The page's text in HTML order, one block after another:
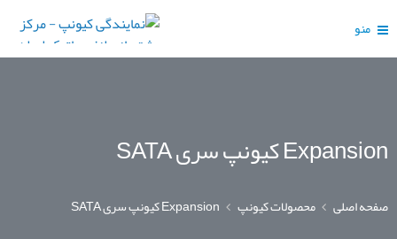
منو
Expansion کیونپ سری SATA
صفحه اصلی محصولات کیونپ Expansion کیونپ سری SATA